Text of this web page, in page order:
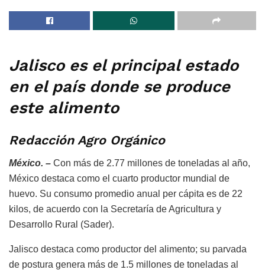
Jalisco es el principal estado
en el país donde se produce
este alimento
Redacción Agro Orgánico
México. – Con más de 2.77 millones de toneladas al año,
México destaca como el cuarto productor mundial de
huevo. Su consumo promedio anual per cápita es de 22
kilos, de acuerdo con la Secretaría de Agricultura y
Desarrollo Rural (Sader).
Jalisco destaca como productor del alimento; su parvada
de postura genera más de 1.5 millones de toneladas al